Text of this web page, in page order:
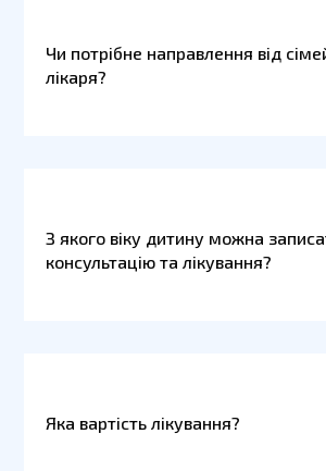
Чи потрібне направлення від
лікаря?
З якого віку дитину можна
консультацію та лікування?
Яка вартість лікування?